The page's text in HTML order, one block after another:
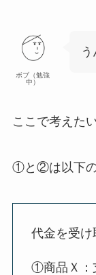
ボブ（勉強
中）
ここで考えた
①と②は以下の
代金を受け
①商品Ｘ：